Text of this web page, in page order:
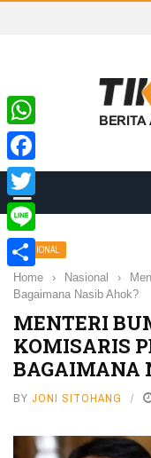
NASIONAL
Home › Nasional ›
Bagaimana Nasib Ahok?
MENTERI
KOMISARIS
BAGAIMANA
BY JONI SITOHANG
WhatsApp
Facebook
Twitter
Line
Share